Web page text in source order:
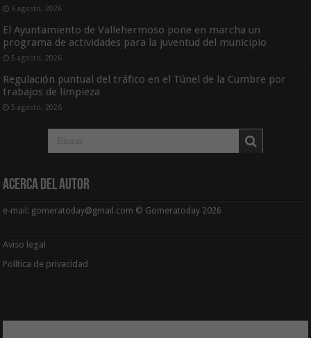
6 agosto, 2026
El Ayuntamiento de Vallehermoso pone en marcha un
programa de actividades para la juventud del municipio
5 agosto, 2026
Regulación puntual del tráfico en el Túnel de la Cumbre por
trabajos de limpieza
5 agosto, 2026
Acerca del Autor
e-mail: gomeratoday@gmail.com © Gomeratoday 2026
Aviso legal
Política de privacidad